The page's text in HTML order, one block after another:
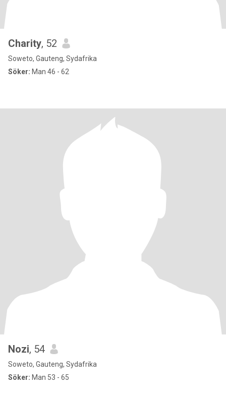
Charity, 52
Soweto, Gauteng, Sydafrika
Söker: Man 46 - 62
Nozi, 54
Soweto, Gauteng, Sydafrika
Söker: Man 53 - 65